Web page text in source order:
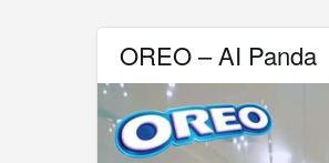
OREO – AI Panda